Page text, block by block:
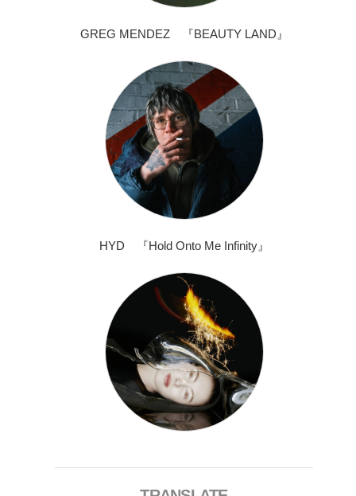
GREG MENDEZ 『BEAUTY LAND』
HYD 『Hold Onto Me Infinity』